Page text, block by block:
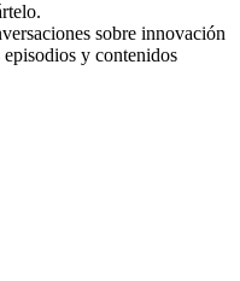
sobre innovación
y contenidos